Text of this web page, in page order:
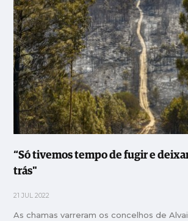
“Só tivemos tempo de fugir e
trás"
21 JUL 2022
As chamas varreram os concelhos de